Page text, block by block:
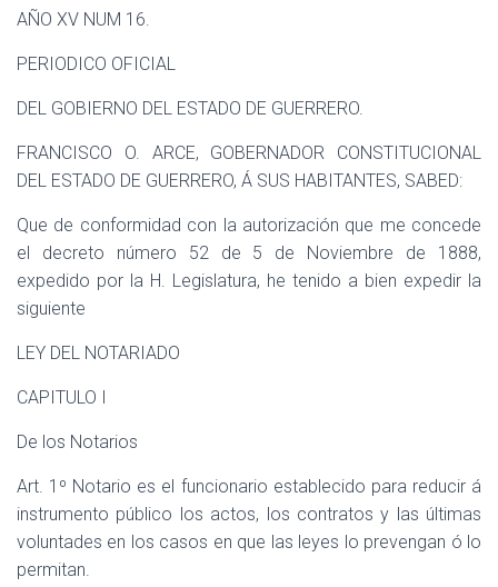
AÑO XV NUM 16.
PERIODICO OFICIAL
DEL GOBIERNO DEL ESTADO DE GUERRERO.
FRANCISCO O. ARCE, GOBERNADOR CONSTITUCIONAL
DEL ESTADO DE GUERRERO, Á SUS HABITANTES, SABED:
Que de conformidad con la autorización que me concede
el decreto número 52 de 5 de Noviembre de 1888,
expedido por la H. Legislatura, he tenido a bien expedir la
siguiente
LEY DEL NOTARIADO
CAPITULO I
De los Notarios
Art. 1º Notario es el funcionario establecido para reducir á
instrumento público los actos, los contratos y las últimas
voluntades en los casos en que las leyes lo prevengan ó lo
permitan.